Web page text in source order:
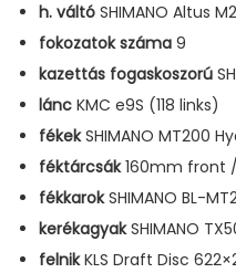
h. váltó SHIMANO Altus
fokozatok száma 9
kazettás fogaskoszorú
lánc KMC e9S (118 links)
fékekSHIMANO MT200
féktárcsák160mm front
fékkarokSHIMANO BL-
kerékagyakSHIMANO
felnikKLS Draft Disc